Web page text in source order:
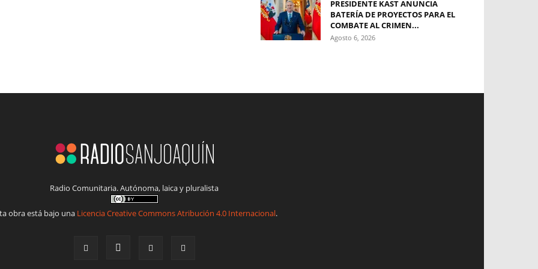
PRESIDENTE KAST ANUNCIA
BATERÍA DE PROYECTOS PARA EL
COMBATE AL CRIMEN...
Agosto 6, 2026
Radio Comunitaria. Autónoma, laica y pluralista
obra está bajo una Licencia Creative Commons Atribución 4.0 Internacional.